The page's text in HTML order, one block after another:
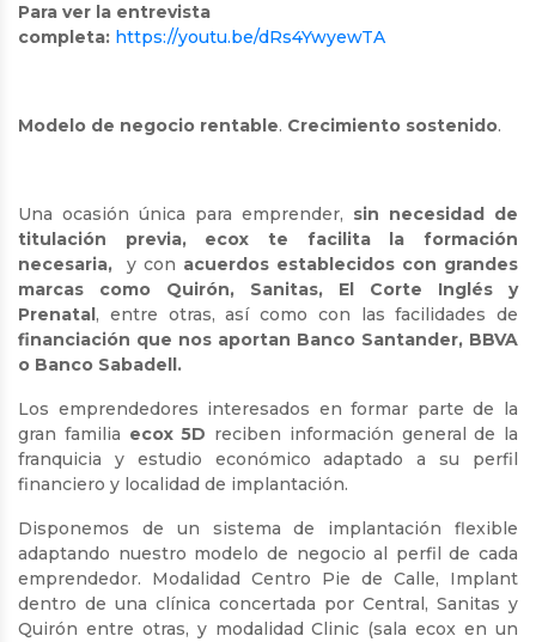
Para ver la entrevista
completa: https://youtu.be/dRs4YwyewTA
Modelo de negocio rentable. Crecimiento sostenido.
Una ocasión única para emprender, sin necesidad de
titulación previa, ecox te facilita la formación
necesaria,
y con acuerdos establecidos con grandes
marcas como Quirón, Sanitas, El Corte Inglés y
Prenatal , entre otras, así como con las facilidades de
financiación que nos aportan Banco Santander, BBVA
o Banco Sabadell.
Los emprendedores interesados en formar parte de la
gran familia ecox 5D reciben información general de la
franquicia y estudio económico adaptado a su perfil
financiero y localidad de implantación.
Disponemos de un sistema de implantación flexible
adaptando nuestro modelo de negocio al perfil de cada
emprendedor. Modalidad Centro Pie de Calle, Implant
dentro de una clínica concertada por Central, Sanitas y
Quirón entre otras, y modalidad Clinic (sala ecox en un